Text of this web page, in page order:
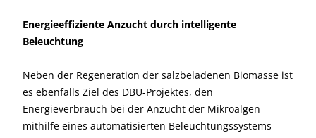
Energieeffiziente Anzucht durch intelligente
Beleuchtung
Neben der Regeneration der salzbeladenen Biomasse ist
es ebenfalls Ziel des DBU-Projektes, den
Energieverbrauch bei der Anzucht der Mikroalgen
mithilfe eines automatisierten Beleuchtungssystems